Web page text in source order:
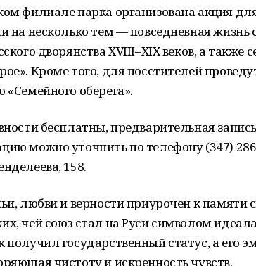
филиале парка организована акция
на несколько тем — повседневная жизнь
дворянства XVIII–XIX веков, а также
Кроме того, для посетителей
«Семейного оберега».
бесплатны, предварительная
можно уточнить по телефону (347)
158.
любви и верности приурочен к памяти
чей союз стал на Руси символом
получил государственный статус, а его
чистоту и искренность чувств.